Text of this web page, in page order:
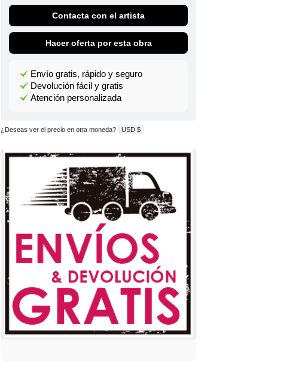
Contacta con el artista
Hacer oferta por esta obra
Envío gratis, rápido y seguro
Devolución fácil y gratis
Atención personalizada
¿Deseas ver el precio en otra moneda? USD $